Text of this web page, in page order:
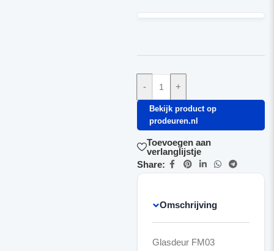
- +
Bekijk product op
prodeuren.nl
Toevoegen aan
verlanglijstje
Share:
Omschrijving
Glasdeur FM03